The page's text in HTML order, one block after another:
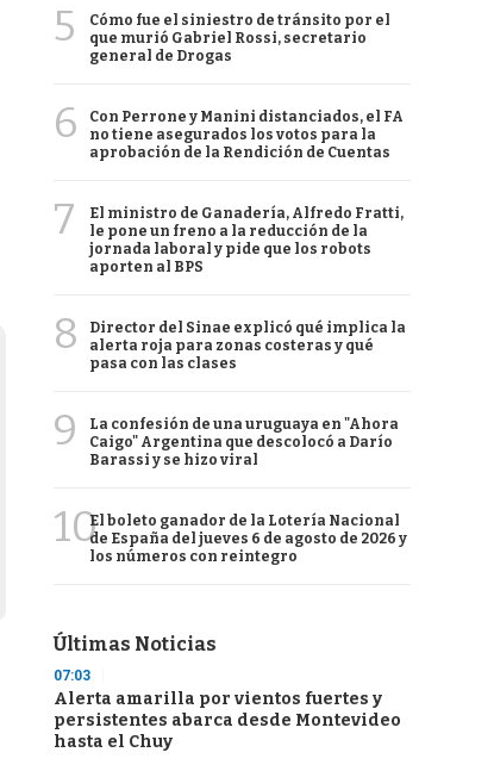
5
Cómo fue el siniestro de tránsito por el
que murió Gabriel Rossi, secretario
general de Drogas
6
Con Perrone y Manini distanciados, el FA
no tiene asegurados los votos para la
aprobación de la Rendición de Cuentas
7
El ministro de Ganadería, Alfredo Fratti,
le pone un freno a la reducción de la
jornada laboral y pide que los robots
aporten al BPS
8
Director del Sinae explicó qué implica la
alerta roja para zonas costeras y qué
pasa con las clases
9
La confesión de una uruguaya en "Ahora
Caigo" Argentina que descolocó a Darío
Barassi y se hizo viral
10El boleto ganador de la Lotería Nacional
de España del jueves 6 de agosto de 2026 y
los números con reintegro
Últimas Noticias
07:03
Alerta amarilla por vientos fuertes y
persistentes abarca desde Montevideo
hasta el Chuy